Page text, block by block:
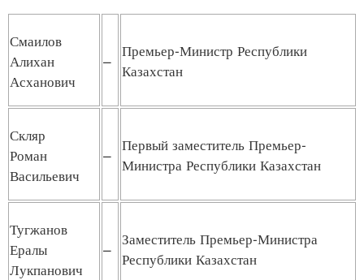
Смаилов
Алихан
Асханович
–
Премьер-Министр Республики
Казахстан
Скляр
Роман
Васильевич
–
Первый заместитель Премьер-
Министра Республики Казахстан
Тугжанов
Ералы
Лукпанович
–
Заместитель Премьер-Министра
Республики Казахстан